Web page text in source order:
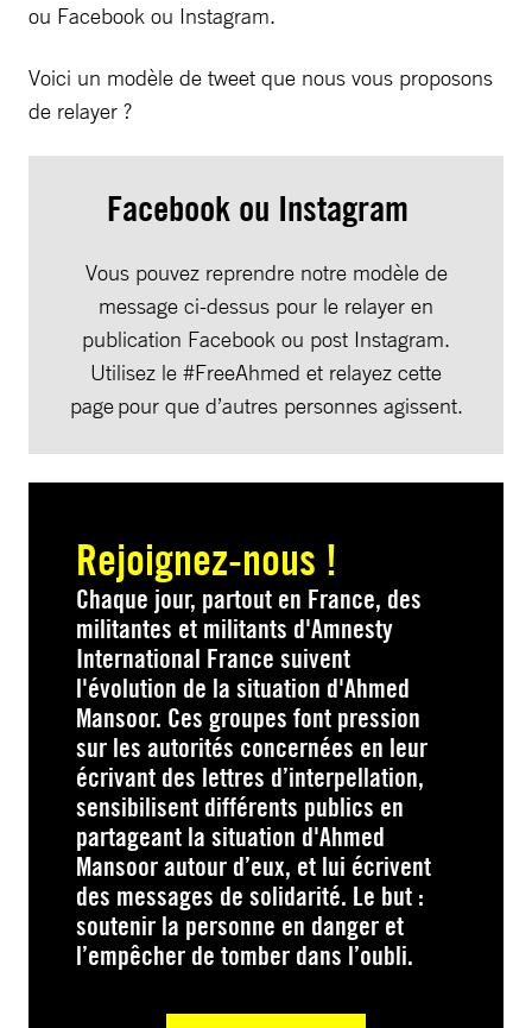
ou Facebook ou Instagram.
Voici un modèle de tweet que nous vous proposons
de relayer ?
Facebook ou Instagram
Vous pouvez reprendre notre modèle de
message ci-dessus pour le relayer en
publication Facebook ou post Instagram.
Utilisez le #FreeAhmed et relayez cette
page pour que d’autres personnes agissent.
Rejoignez-nous !
Chaque jour, partout en France, des
militantes et militants d'Amnesty
International France suivent
l'évolution de la situation d'Ahmed
Mansoor. Ces groupes font pression
sur les autorités concernées en leur
écrivant des lettres d’interpellation,
sensibilisent différents publics en
partageant la situation d'Ahmed
Mansoor autour d’eux, et lui écrivent
des messages de solidarité. Le but :
soutenir la personne en danger et
l’empêcher de tomber dans l’oubli.